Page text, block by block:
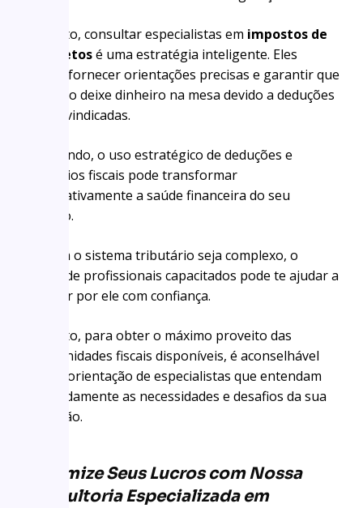
Portanto, consultar especialistas em impostos de
arquitetosé uma estratégia inteligente. Eles
podem fornecer orientações precisas e garantir que
você não deixe dinheiro na mesa devido a deduções
não reivindicadas.
Concluindo, o uso estratégico de deduções e
benefícios fiscais pode transformar
significativamente a saúde financeira do seu
negócio.
Embora o sistema tributário seja complexo, o
auxílio de profissionais capacitados pode te ajudar a
navegar por ele com confiança.
Portanto, para obter o máximo proveito das
oportunidades fiscais disponíveis, é aconselhável
buscar orientação de especialistas que entendam
profundamente as necessidades e desafios da sua
profissão.
Maximize Seus Lucros com Nossa
Consultoria Especializada em